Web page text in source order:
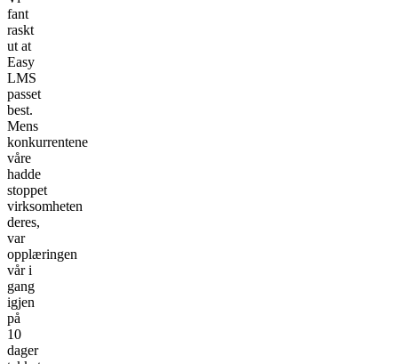
fant
raskt
ut at
Easy
LMS
passet
best.
Mens
konkurrentene
våre
hadde
stoppet
virksomheten
deres,
var
opplæringen
vår i
gang
igjen
på
10
dager